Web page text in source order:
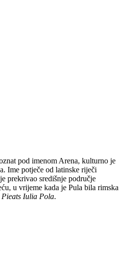
pod imenom Arena, kulturno je
Ime potječe od latinske riječi
prekrivao središnje područje
u vrijeme kada je Pula bila rimska
Iulia Pola.